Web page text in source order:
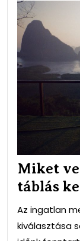
Miket
táblás
Az ingatlan
kiválasztása